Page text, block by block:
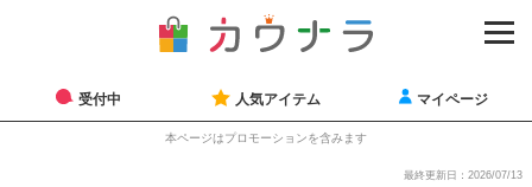
受付中 人気アイテム マイページ
本ページはプロモーションを含みます
最終更新日：2026/07/13